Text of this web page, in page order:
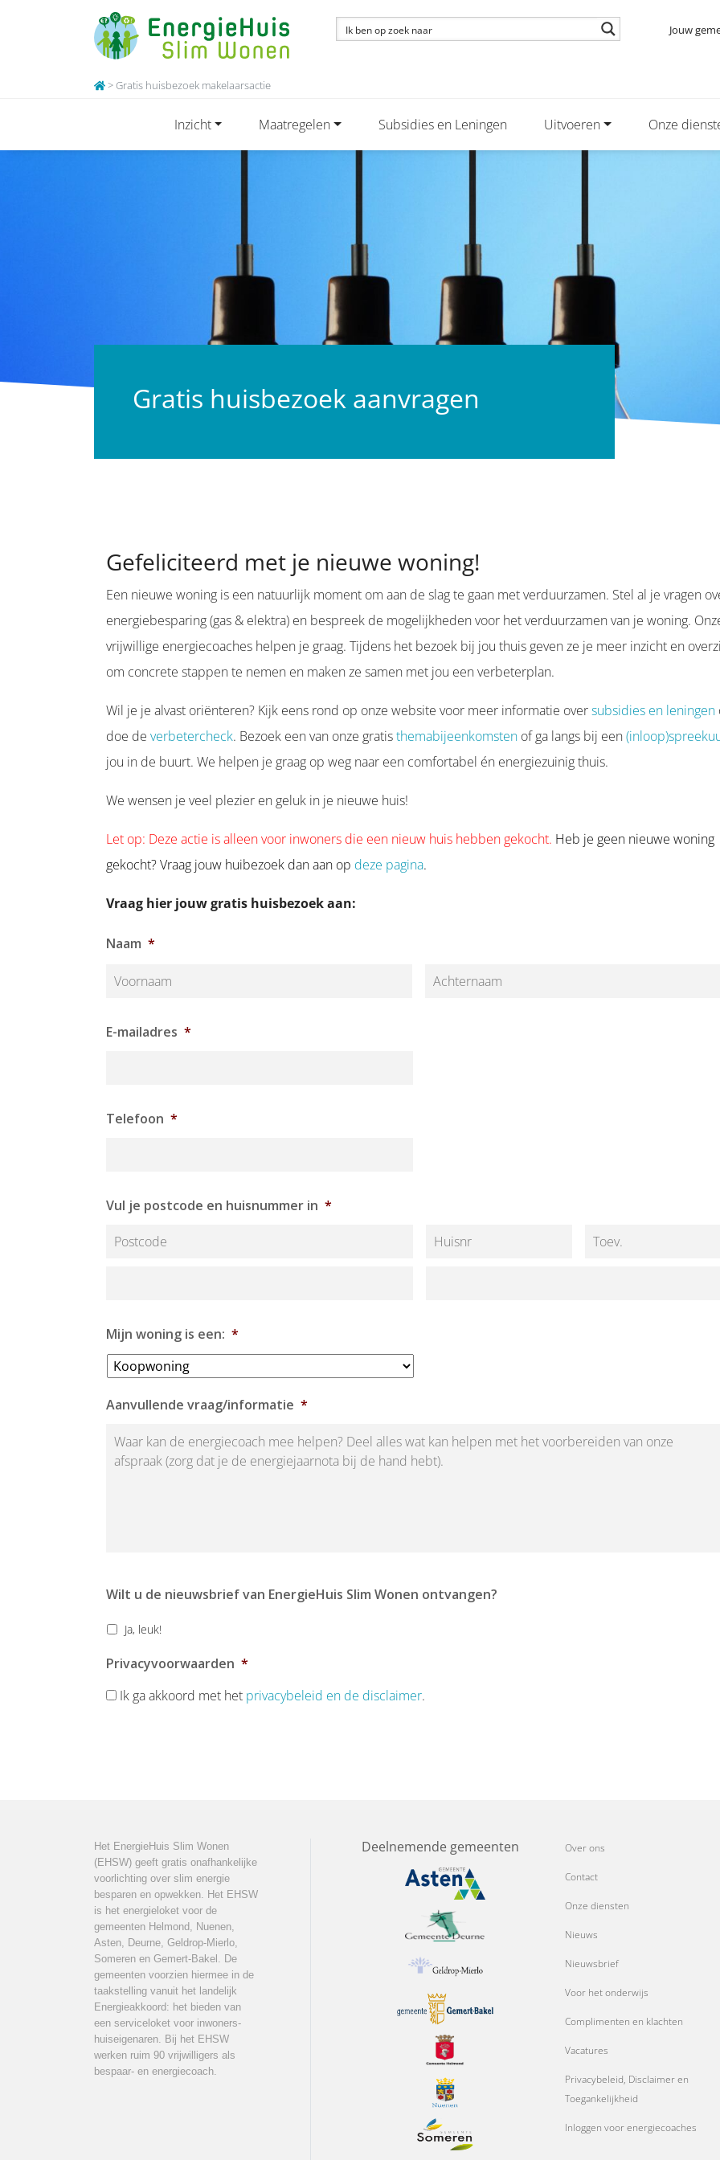
Jouw
>Gratis huisbezoek makelaarsactie
Inzicht Maatregelen Subsidies en Leningen Uitvoeren Onze
Gratis huisbezoek aanvragen
Gefeliciteerd met je nieuwe woning!
Een nieuwe woning is een natuurlijk moment om aan de slag te gaan met verduurzamen. Stel al je vragen
energiebesparing (gas & elektra) en bespreek de mogelijkheden voor het verduurzamen van je woning.
vrijwillige energiecoaches helpen je graag. Tijdens het bezoek bij jou thuis geven ze je meer inzicht en
om concrete stappen te nemen en maken ze samen met jou een verbeterplan.
Wil je je alvast oriënteren? Kijk eens rond op onze website voor meer informatie oversubsidies en leningen
doe de verbetercheck. Bezoek een van onze gratisthemabijeenkomsten of ga langs bij een
jou in de buurt. We helpen je graag op weg naar een comfortabel én energiezuinig thuis.
We wensen je veel plezier en geluk in je nieuwe huis!
Let op: Deze actie is alleen voor inwoners die een nieuw huis hebben gekocht. Heb je geen nieuwe woning
gekocht? Vraag jouw huibezoek dan aan op deze pagina.
Vraag hier jouw gratis huisbezoek aan:
Naam *
E-mailadres *
Telefoon *
Vul je postcode en huisnummer in *
Mijn woning is een: *
Aanvullende vraag/informatie *
Wilt u de nieuwsbrief van EnergieHuis Slim Wonen ontvangen?
Ja, leuk!
Privacyvoorwaarden *
Ik ga akkoord met het privacybeleid en de disclaimer.
Het EnergieHuis Slim Wonen
(EHSW) geeft gratis onafhankelijke
voorlichting over slim energie
besparen en opwekken. Het EHSW
is het energieloket voor de
gemeenten Helmond, Nuenen,
Asten, Deurne, Geldrop-Mierlo,
Someren en Gemert-Bakel. De
gemeenten voorzien hiermee in de
taakstelling vanuit het landelijk
Energieakkoord: het bieden van
een serviceloket voor inwoners-
huiseigenaren. Bij het EHSW
werken ruim 90 vrijwilligers als
bespaar- en energiecoach.
Deelnemende gemeenten Over ons
Contact
Onze diensten
Nieuws
Nieuwsbrief
Voor het onderwijs
Complimenten en klachten
Vacatures
Privacybeleid, Disclaimer en
Toegankelijkheid
Inloggen voor energiecoaches